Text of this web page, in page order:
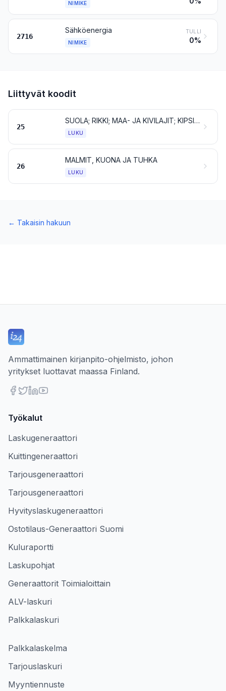
NIMIKE
2716
Sähköenergia
NIMIKE
TULLI
0%
Liittyvät koodit
25
SUOLA; RIKKI; MAA- JA KIVILAJIT; KIPSI, KALKKI JA SEMENTTI
LUKU
26
MALMIT, KUONA JA TUHKA
LUKU
← Takaisin hakuun
Ammattimainen kirjanpito-ohjelmisto, johon
yritykset luottavat maassa Finland.
Työkalut
Laskugeneraattori
Kuittingeneraattori
Tarjousgeneraattori
Tarjousgeneraattori
Hyvityslaskugeneraattori
Ostotilaus-Generaattori Suomi
Kuluraportti
Laskupohjat
Generaattorit Toimialoittain
ALV-laskuri
Palkkalaskuri
Palkkalaskelma
Tarjouslaskuri
Myyntiennuste